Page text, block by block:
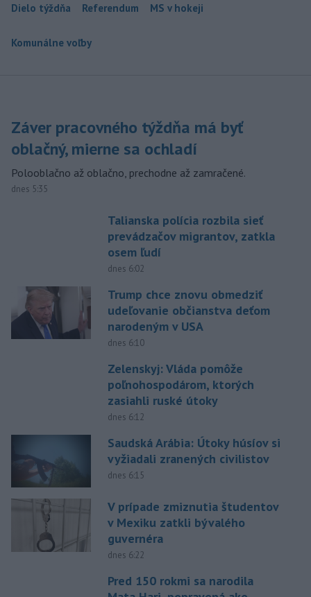
Dielo týždňa Referendum MS v hokeji
Komunálne voľby
Záver pracovného týždňa má byť
oblačný, mierne sa ochladí
Polooblačno až oblačno, prechodne až zamračené.
dnes 5:35
Talianska polícia rozbila sieť
prevádzačov migrantov, zatkla
osem ľudí
dnes 6:02
Trump chce znovu obmedziť
udeľovanie občianstva deťom
narodeným v USA
dnes 6:10
Zelenskyj: Vláda pomôže
poľnohospodárom, ktorých
zasiahli ruské útoky
dnes 6:12
Saudská Arábia: Útoky húsíov si
vyžiadali zranených civilistov
dnes 6:15
V prípade zmiznutia študentov
v Mexiku zatkli bývalého
guvernéra
dnes 6:22
Pred 150 rokmi sa narodila